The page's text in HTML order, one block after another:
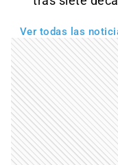
Ver todas las